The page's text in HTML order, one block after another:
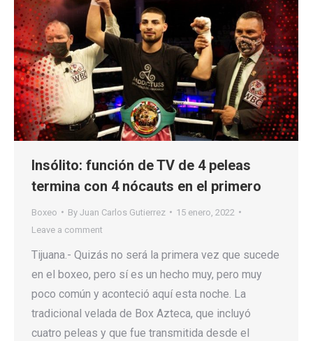
Insólito: función de TV de 4 peleas
termina con 4 nócauts en el primero
Boxeo By Juan Carlos Gutierrez
15 enero, 2022
Leave a comment
Tijuana.- Quizás no será la primera vez que sucede
en el boxeo, pero sí es un hecho muy, pero muy
poco común y aconteció aquí esta noche. La
tradicional velada de Box Azteca, que incluyó
cuatro peleas y que fue transmitida desde el